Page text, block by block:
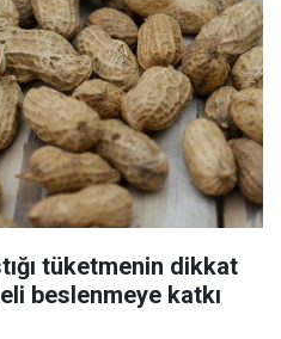
tüketmenin dikkat
beslenmeye katkı